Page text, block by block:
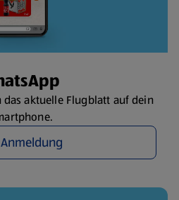
aktuelle Flugblatt auf dein